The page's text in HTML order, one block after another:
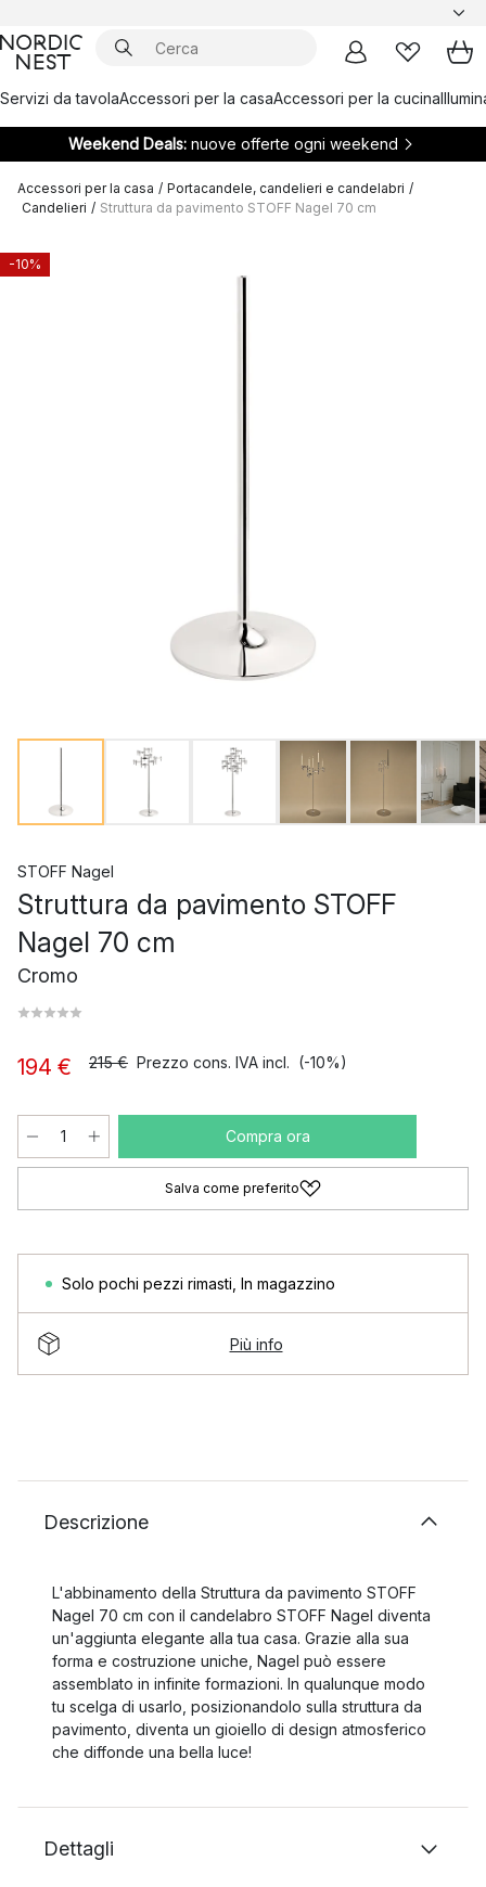
Servizi da tavolaAccessori per la casaAccessori per la cucina
Weekend Deals: nuove offerte ogni weekend
Accessori per la casa / Portacandele, candelieri e candelabri /
Candelieri / Struttura da pavimento STOFF Nagel 70 cm
-10%
STOFF Nagel
Struttura da pavimento STOFF
Nagel 70 cm
Cromo
194 € 215 € Prezzo cons. IVA incl. (-10%)
Compra ora
Salva come preferito
Solo pochi pezzi rimasti In magazzino
Più info
Descrizione
L'abbinamento della Struttura da pavimento STOFF
Nagel 70 cm con il candelabro STOFF Nagel diventa
un'aggiunta elegante alla tua casa. Grazie alla sua
forma e costruzione uniche, Nagel può essere
assemblato in infinite formazioni. In qualunque modo
tu scelga di usarlo, posizionandolo sulla struttura da
pavimento, diventa un gioiello di design atmosferico
che diffonde una bella luce!
Dettagli